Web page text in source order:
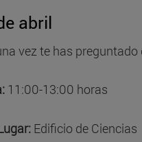
abril
vez te has
11:00-13:00 horas
Edificio de Ciencias